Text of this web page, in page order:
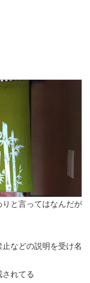
と言ってはなんだが
などの説明を受け名
れてる